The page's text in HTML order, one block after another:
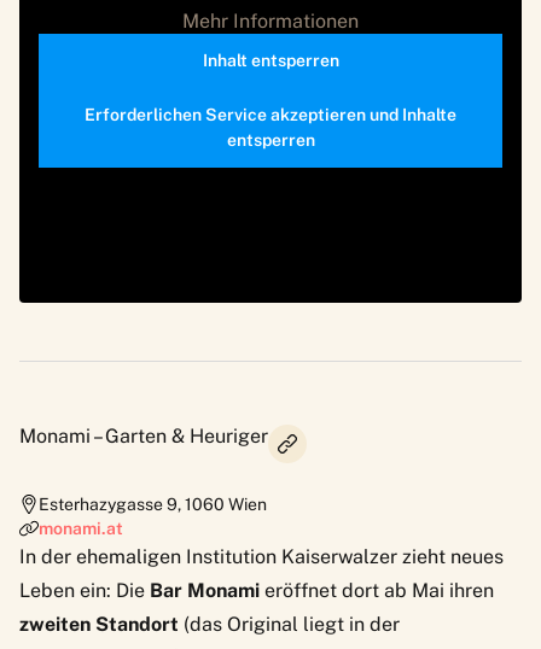
Mehr Informationen
Inhalt entsperren
Erforderlichen Service akzeptieren und Inhalte
entsperren
Monami – Garten & Heuriger
Esterhazygasse 9,1060 Wien
monami.at
In der ehemaligen Institution Kaiserwalzer zieht neues
Leben ein: Die Bar Monami eröffnet dort ab Mai ihren
zweiten Standort (das Original liegt in der